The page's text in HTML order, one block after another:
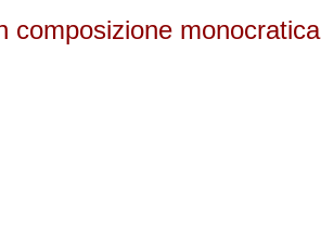
composizione monocratica